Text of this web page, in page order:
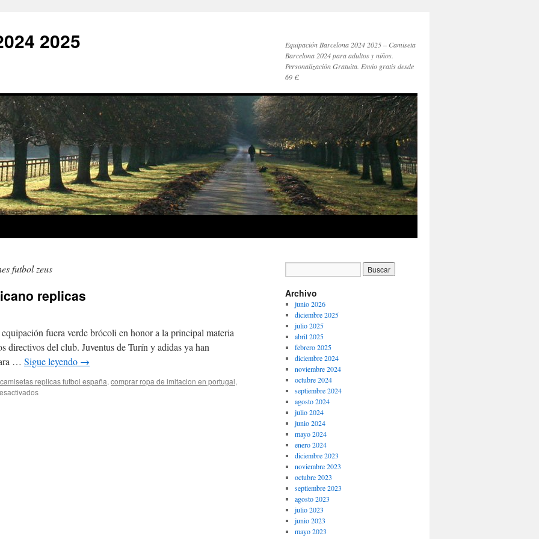
2025
Equipación Barcelona 2024 2025 – Camiseta
Barcelona 2024 para adultos y niños.
Personalización Gratuita. Envío gratis desde
69 €.
futbol zeus
replicas
fuera verde brócoli en honor a la principal materia
directivos del club. Juventus de Turín y adidas ya han
… Sigue leyendo →
camisetas replicas futbol españa, comprar ropa de imitacion en portugal,
en
Archivo
junio 2026
diciembre 2025
julio 2025
abril 2025
febrero 2025
diciembre 2024
noviembre 2024
octubre 2024
septiembre 2024
agosto 2024
julio 2024
junio 2024
mayo 2024
enero 2024
diciembre 2023
noviembre 2023
octubre 2023
septiembre 2023
agosto 2023
julio 2023
junio 2023
mayo 2023